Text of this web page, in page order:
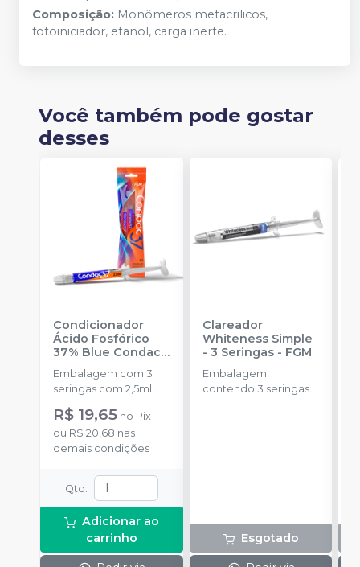
Composição: Monômeros metacrilicos,
fotoiniciador, etanol, carga inerte.
Você também pode gostar
desses
Condicionador
Ácido Fosfórico
37% Blue Condac-
FGM
Embalagem com 3
seringas com 2,5ml
cada uma e 3
ponteiras para
aplicação.
R$ 19,65 no Pix
ou R$ 20,68 nas
demais condições
Qtd :
Adicionar ao
carrinho
Clareador
Whiteness Simple
- 3 Seringas- FGM
Embalagem
contendo 3 seringas
Esgotado